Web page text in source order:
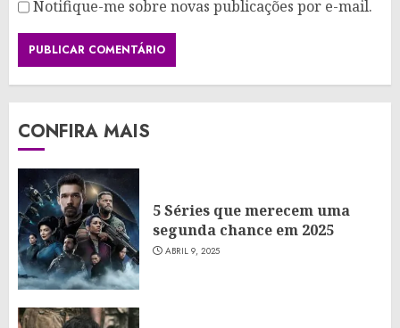
Notifique-me sobre novas publicações por e-mail.
CONFIRA MAIS
5 Séries que merecem uma
segunda chance em 2025
ABRIL 9, 2025